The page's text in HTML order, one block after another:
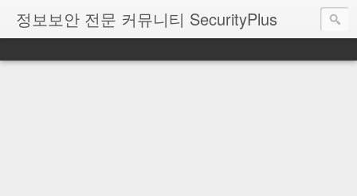
정보보안 전문 커뮤니티 SecurityPlus